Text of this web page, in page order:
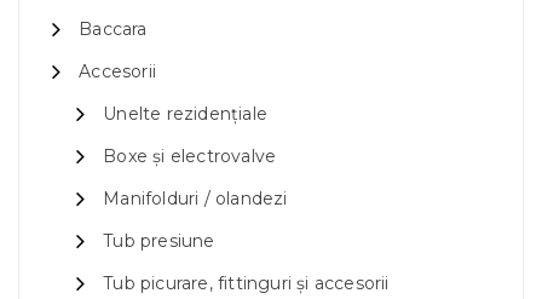
Baccara
Accesorii
Unelte rezidențiale
Boxe și electrovalve
Manifolduri / olandezi
Tub presiune
Tub picurare, fittinguri și accesorii